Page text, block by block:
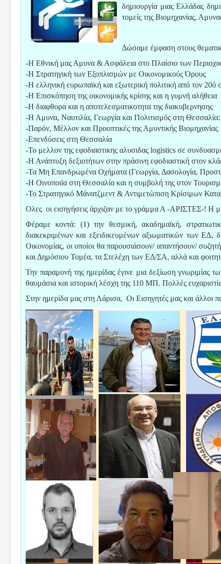
δημιουργία μιας Ελλάδας
τομείς της Βιομηχανίας,
Δώσαμε έμφαση στους
-Η Εθνική μας Αμυνα & Ασφάλεια στο Πλαίσιο των
-Η Στρατηγική των Εξοπλισμών με Οικονομικούς Όρους
-Η ελληνική ευρωπαϊκή και εξωτερική πολιτική από τον 20ό
-Η Επισκόπηση της οικονομικής κρίσης και η γυμνή αλήθεια
-Η διαφθορα και η αποτελεσματικοτητα της διακυβερνησης
-Η Αμυνα, Ναυτιλία, Γεωργία και Πολιτισμός στη Θεσσαλία:
-Παρόν, Μέλλον και Προοπτικές της Αμυντικής Βιομηχανίας
-Επενδύσεις στη Θεσσαλία
-Το μελλον της εφοδιαστικης αλυσιδας logistics σε
-Η Ανάπτυξη δεξιοτήτων στην πράσινη εφοδιαστική στον
-Τα Μη Επανδρωμένα Οχήματα (Γεωργία, Δασολογία,
-Η Οινοποιϊα στη Θεσσαλία και η συμβολή της στον
-Το Στρατηγικό Μάνατζμεντ & Αντιμετώπιση Κρίσιμων
Ολες οι εισηγήσεις άρχιζαν με το γράμμα Α -ΑΡΙΣΤΕΣ-! Η
Φέραμε κοντά: (1) την θεσμική, ακαδημαϊκή,
διακεκριμένων και εξειδικευμένων αξιωματικών των ΕΔ,
Οικονομίας, οι οποίοι θα παρουσιάσουν/ απαντήσουν/
και Δημόσιου Τομέα, τα Στελέχη των ΕΔ/ΣΑ, αλλά και
Την παραμονή της ημερίδας έγινε μια δεξίωση γνωριμίας
θαυμάσια και ιστορική λέσχη της 110 ΜΠ. Πολλές
Στην ημερίδα μας στη Λάρισα, Οι Εισηγητές μας και άλλοι